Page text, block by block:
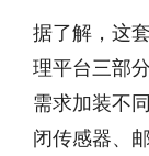
据了解，这
理平台三部
需求加装不
闭传感器、